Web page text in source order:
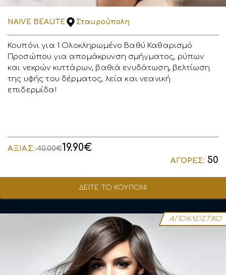
NAIVE BEAUTE Σταυρούπολη
ΔΕΙΤΕ ΤΟ ΚΟΥΠΟΝΙ
Κουπόνι για 1 Ολοκληρωμένο Βαθύ Καθαρισμό
Προσώπου για απομάκρυνση σμήγματος, ρύπων
και νεκρών κυττάρων, βαθιά ενυδάτωση, βελτίωση
της υφής του δέρματος, λεία και νεανική
επιδερμίδα!
ΑΞΙΑΣ:40.00€19.90€
ΑΓΟΡΕΣ: 50
ΑΠΟΚΛΕΙΣΤΙΚΟ